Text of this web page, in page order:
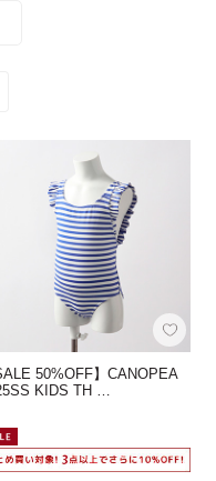
50%OFF】CANOPEA
KIDS TH …